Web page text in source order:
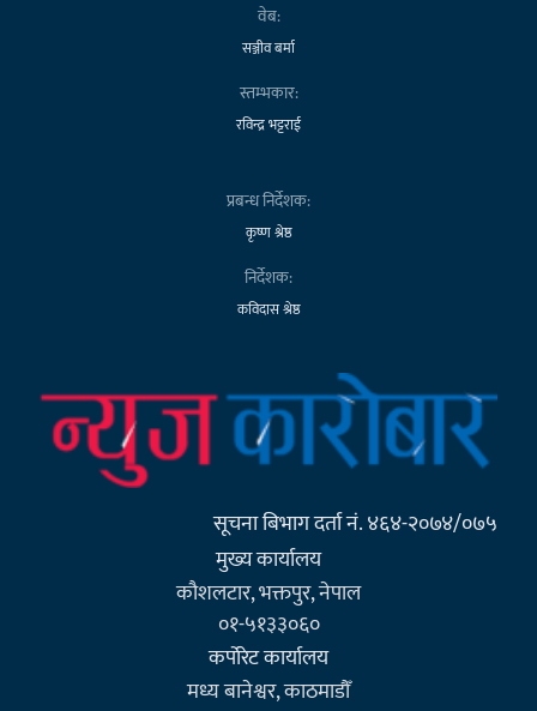
वेब:
सञ्जीव बर्मा
स्तम्भकार:
रविन्द्र भट्टराई
प्रबन्ध निर्देशक:
कृष्ण श्रेष्ठ
निर्देशक:
कविदास श्रेष्ठ
सूचना बिभाग दर्ता नं. ४६४-२०७४/०७५
मुख्य कार्यालय
कौशलटार, भक्तपुर, नेपाल
०१-५१३३०६०
कर्पाेरेट कार्यालय
मध्य बानेश्वर, काठमाडौँ